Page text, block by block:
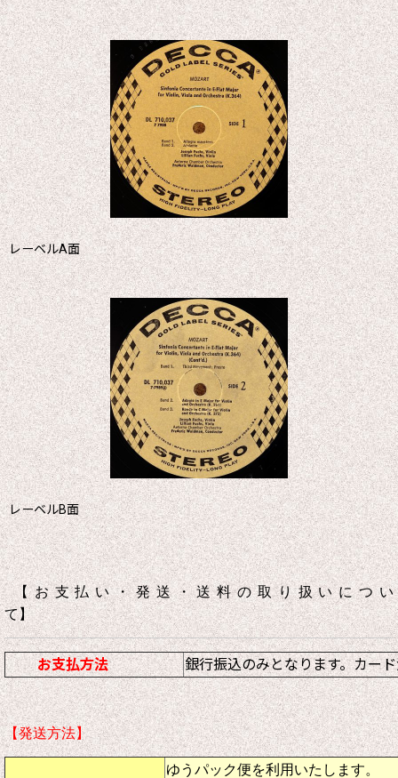
レーベルA面
レーベルB面
【お支払い・発送・送料の取り扱いについ
て】
お支払方法 銀行振込のみとなります。カー
【発送方法】
ゆうパック便を利用いたします。